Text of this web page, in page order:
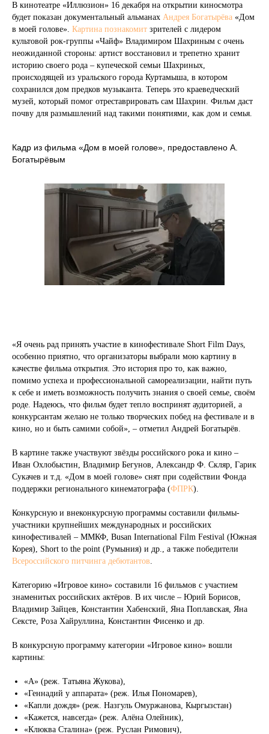
В кинотеатре «Иллюзион» 16 декабря на открытии киносмотра
будет показан документальный альманах Андрея Богатырёва «Дом
в моей голове». Картина познакомит зрителей с лидером
культовой рок-группы «Чайф» Владимиром Шахриным с очень
неожиданной стороны: артист восстановил и трепетно хранит
историю своего рода – купеческой семьи Шахриных,
происходящей из уральского города Куртамыша, в котором
сохранился дом предков музыканта. Теперь это краеведческий
музей, который помог отреставрировать сам Шахрин. Фильм даст
почву для размышлений над такими понятиями, как дом и семья.
Кадр из фильма «Дом в моей голове», предоставлено А.
Богатырёвым
«Я очень рад принять участие в кинофестивале Short Film Days,
особенно приятно, что организаторы выбрали мою картину в
качестве фильма открытия. Это история про то, как важно,
помимо успеха и профессиональной самореализации, найти путь
к себе и иметь возможность получить знания о своей семье, своём
роде. Надеюсь, что фильм будет тепло воспринят аудиторией, а
конкурсантам желаю не только творческих побед на фестивале и в
кино, но и быть самими собой», – отметил Андрей Богатырёв.
В картине также участвуют звёзды российского рока и кино –
Иван Охлобыстин, Владимир Бегунов, Александр Ф. Скляр, Гарик
Сукачев и т.д. «Дом в моей голове» снят при содействии Фонда
поддержки регионального кинематографа (ФПРК).
Конкурсную и внеконкурсную программы составили фильмы-
участники крупнейших международных и российских
кинофестивалей – ММКФ, Busan International Film Festival (Южная
Корея), Short to the point (Румыния) и др., а также победители
Всероссийского питчинга дебютантов.
Категорию «Игровое кино» составили 16 фильмов с участием
знаменитых российских актёров. В их числе – Юрий Борисов,
Владимир Зайцев, Константин Хабенский, Яна Поплавская, Яна
Сексте, Роза Хайруллина, Константин Фисенко и др.
В конкурсную программу категории «Игровое кино» вошли
картины:
«А» (реж. Татьяна Жукова),
«Геннадий у аппарата» (реж. Илья Пономарев),
«Капли дождя» (реж. Назгуль Омуржанова, Кыргызстан)
«Кажется, навсегда» (реж. Алёна Олейник),
«Клюква Сталина» (реж. Руслан Римович),